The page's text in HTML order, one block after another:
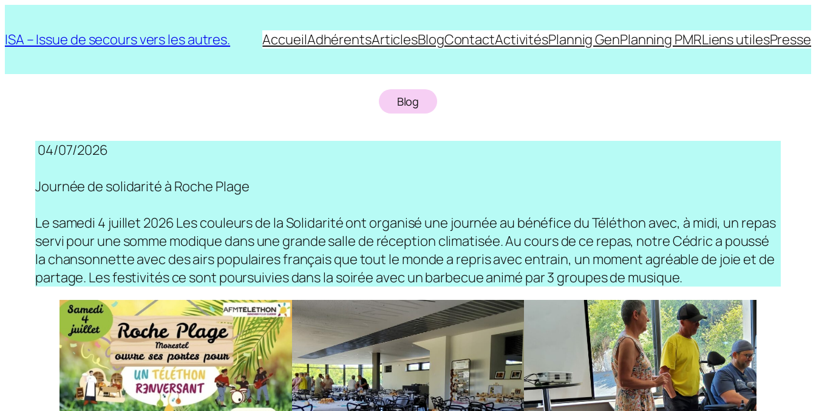
au
contenu
ISA – Issue de secours vers les autres. AccueilAdhérentsArticlesBlogContactActivitésPlannig GenPlanning PMRLiens utilesPresse
Blog
04/07/2026
Journée de solidarité à Roche Plage
Le samedi 4 juillet 2026 Les couleurs de la Solidarité ont organisé une journée au bénéfice du Téléthon avec, à midi, un repas
servi pour une somme modique dans une grande salle de réception climatisée. Au cours de ce repas, notre Cédric a poussé
la chansonnette avec des airs populaires français que tout le monde a repris avec entrain, un moment agréable de joie et de
partage. Les festivités ce sont poursuivies dans la soirée avec un barbecue animé par 3 groupes de musique.